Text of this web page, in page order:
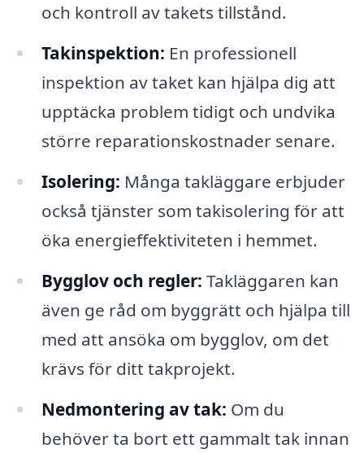
och kontroll av takets tillstånd.
Takinspektion: En professionell
inspektion av taket kan hjälpa dig att
upptäcka problem tidigt och undvika
större reparationskostnader senare.
Isolering: Många takläggare erbjuder
också tjänster som takisolering för att
öka energieffektiviteten i hemmet.
Bygglov och regler: Takläggaren kan
även ge råd om byggrätt och hjälpa till
med att ansöka om bygglov, om det
krävs för ditt takprojekt.
Nedmontering av tak: Om du
behöver ta bort ett gammalt tak innan